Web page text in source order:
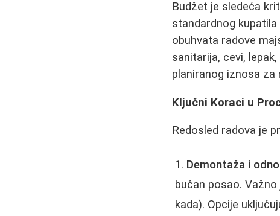
Budžet je sledeća
standardnog
obuhvata radove
sanitarija, cevi,
planiranog iznosa
Ključni Koraci u
Redosled radova je
Demontaža i
bučan posao.
kada). Opcije